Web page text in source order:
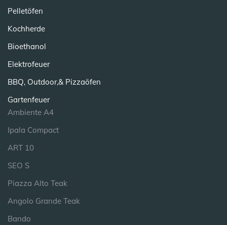
Pelletöfen
Kochherde
Bioethanol
Elektrofeuer
BBQ, Outdoor,& Pizzaöfen
Gartenfeuer
Ambiente A4
Ipala Compact
ART 10
SEO S
Piazza Alto Teak
Angolo Grande Teak
Bando